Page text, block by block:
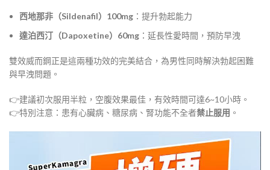
西地那非（Sildenafil）100mg ：提升勃起能力
達泊西汀（Dapoxetine）60mg ：延長性愛時間，預防早洩
雙效威而鋼正是這兩種功效的完美結合，為男性同時解決勃起困難
與早洩問題。
👉建議初次服用半粒，空腹效果最佳，有效時間可達6~10小時。
👉特別注意：患有心臟病、糖尿病、腎功能不全者禁止服用 。